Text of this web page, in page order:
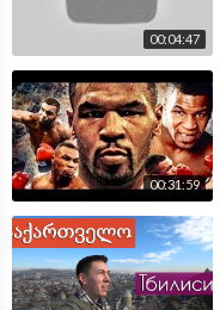
00:04:47
00:31:59